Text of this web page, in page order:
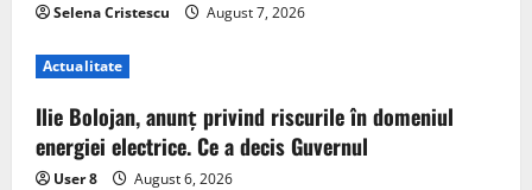
Selena Cristescu August 7, 2026
Actualitate
Ilie Bolojan, anunț privind riscurile în domeniul
energiei electrice. Ce a decis Guvernul
User 8 August 6, 2026